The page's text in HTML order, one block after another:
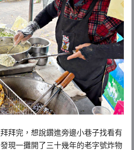
拜完，想說鑽進旁邊小巷子找看有
現一攤開了三十幾年的老字號炸物